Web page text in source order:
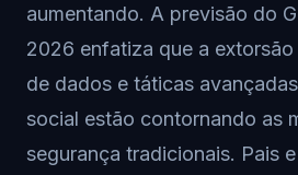
aumentando. A previsão do
2026 enfatiza que a
de dados e táticas
social estão contornando as
segurança tradicionais. Pais